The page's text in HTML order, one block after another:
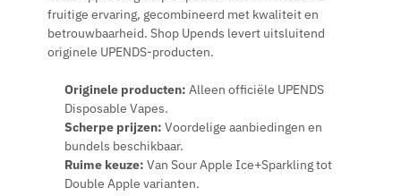
fruitige ervaring, gecombineerd met kwaliteit en
betrouwbaarheid. Shop Upends levert uitsluitend
originele UPENDS-producten.
Originele producten: Alleen officiële UPENDS
Disposable Vapes.
Scherpe prijzen: Voordelige aanbiedingen en
bundels beschikbaar.
Ruime keuze: Van Sour Apple Ice+Sparkling tot
Double Apple varianten.